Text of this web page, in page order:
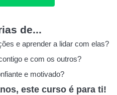
de...
e aprender a lidar com elas?
e com os outros?
e motivado?
este curso é para ti!